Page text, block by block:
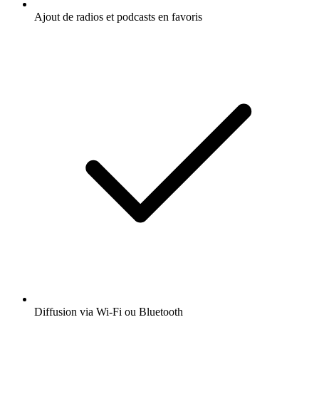
Ajout de radios et podcasts en favoris
Diffusion via Wi-Fi ou Bluetooth